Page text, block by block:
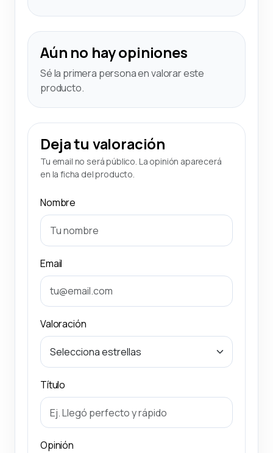
Aún no hay opiniones
Sé la primera persona en valorar este
producto.
Deja tu valoración
Tu email no será público. La opinión aparecerá
en la ficha del producto.
Nombre
Email
Valoración
Título
Opinión